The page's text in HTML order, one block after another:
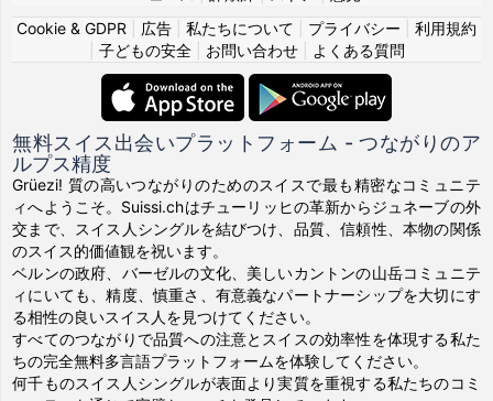
Cookie & GDPR
広告 私たちについて プライバシー
利用規約
子どもの安全| お問い合わせ| よくある質問
無料スイス出会いプラットフォーム - つながりのア
ルプス精度
Grüezi! 質の高いつながりのためのスイスで最も精密なコミュニテ
ィへようこそ。Suissi.chはチューリッヒの革新からジュネーブの外
交まで、スイス人シングルを結びつけ、品質、信頼性、本物の関係
のスイス的価値観を祝います。
ベルンの政府、バーゼルの文化、美しいカントンの山岳コミュニテ
ィにいても、精度、慎重さ、有意義なパートナーシップを大切にす
る相性の良いスイス人を見つけてください。
すべてのつながりで品質への注意とスイスの効率性を体現する私た
ちの完全無料多言語プラットフォームを体験してください。
何千ものスイス人シングルが表面より実質を重視する私たちのコミ